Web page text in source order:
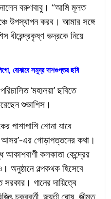
বরুণবাবু। “আমি মূলত
উপস্থাপন করব। আমার সঙ্গে
ভদ্রকে নিয়ে
বোঝাবে সমুদ্র দাশগুপ্তর ছবি
‘মহালয়া’ ছবিতে
শুভাশিস।
পাশাপাশি শোনা যাবে
আসর’-এর গোড়াপত্তনের কথা।
কলকাতা কেন্দ্রের
গল্পকথক হিসেবে
গানের দায়িত্বে
চক্রবর্তী, জয়তী ঘোষ, জীমূত